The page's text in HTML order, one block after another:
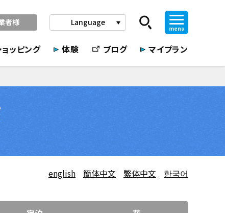
者様 Language play_arrow
menu
ッピング 体験 ブログ マイプラン
english 簡体中文 繁体中文 한국어